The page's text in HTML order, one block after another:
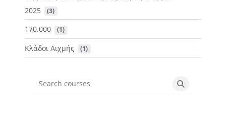
2025
(3)
170.000 (1)
Κλάδοι Αιχμής (1)
Search courses
Search